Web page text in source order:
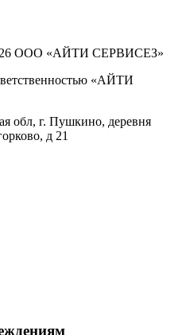
ООО «АЙТИ СЕРВИСЕЗ»
«АЙТИ
обл, г. Пушкино, деревня
д 21